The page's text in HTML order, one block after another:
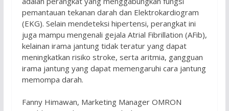
pemantauan tekanan darah dan Elektrokardiogram
(EKG). Selain mendeteksi hipertensi, perangkat ini
juga mampu mengenali gejala Atrial Fibrillation (AFib),
kelainan irama jantung tidak teratur yang dapat
meningkatkan risiko stroke, serta aritmia, gangguan
irama jantung yang dapat memengaruhi cara jantung
memompa darah.
Fanny Himawan, Marketing Manager OMRON